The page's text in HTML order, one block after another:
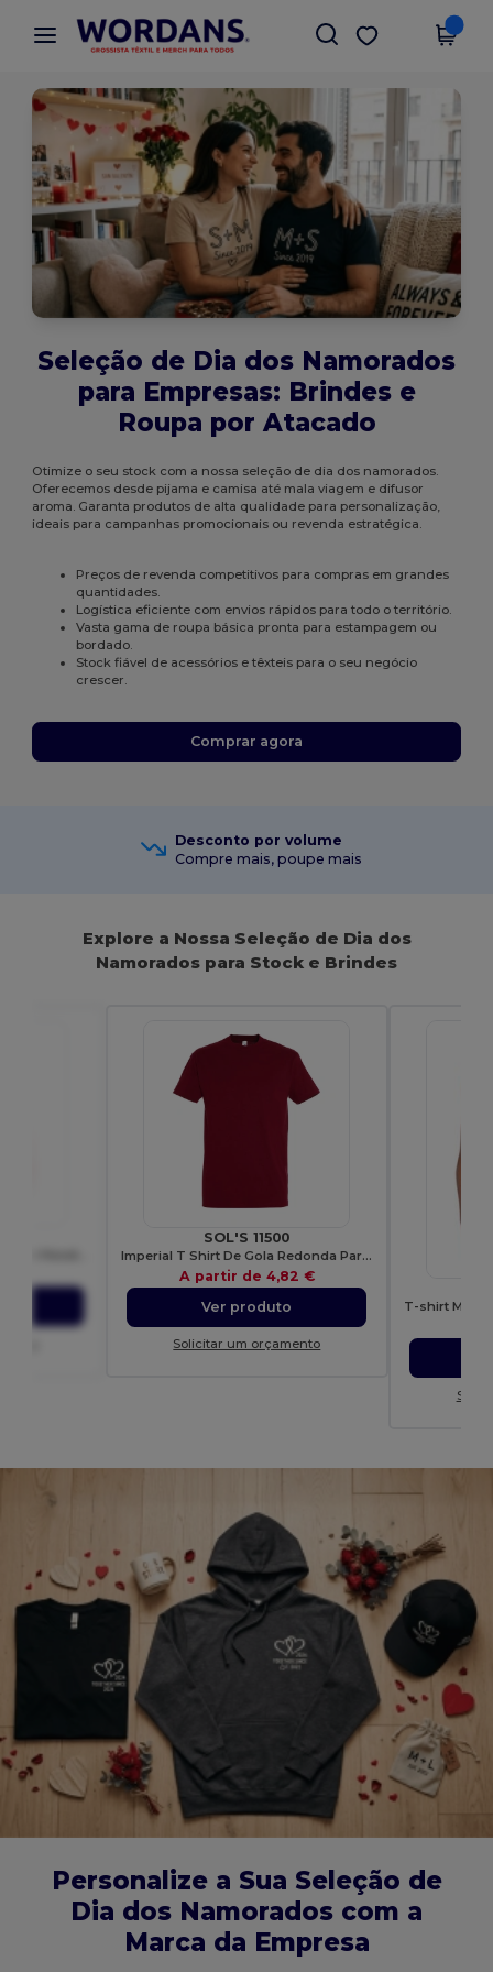
× App Wordans
Melhores preços na app!
Obter app
Seleção de Dia dos Namorados
para Empresas: Brindes e
Roupa por Atacado
Otimize o seu stock com a nossa seleção de dia dos namorados.
Oferecemos desde pijama e camisa até mala viagem e difusor
aroma. Garanta produtos de alta qualidade para personalização,
ideais para campanhas promocionais ou revenda estratégica.
Preços de revenda competitivos para compras em grandes
quantidades.
Logística eficiente com envios rápidos para todo o território.
Vasta gama de roupa básica pronta para estampagem ou
bordado.
Stock fiável de acessórios e têxteis para o seu negócio
crescer.
Comprar agora
Desconto por volume
Compre mais, poupe mais
Explore a Nossa Seleção de Dia dos
Namorados para Stock e Brindes
SOL'S 11500
Imperial T Shirt De Gola Redonda Para Homem
A partir de 4,82 €
Ver produto
Solicitar um orçamento
Personalize a Sua Seleção de
Dia dos Namorados com a
Marca da Empresa